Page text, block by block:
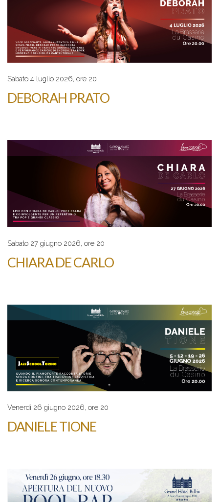
Sabato 4 luglio 2026, ore 20
DEBORAH PRATO
Sabato 27 giugno 2026, ore 20
CHIARA DE CARLO
Venerdì 26 giugno 2026, ore 20
DANIELE TIONE